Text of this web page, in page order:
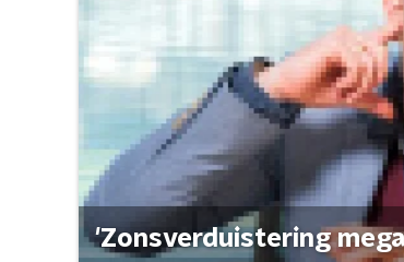
'Zonsverduistering